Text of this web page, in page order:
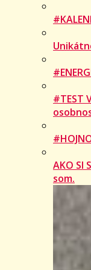
#TEST
AKO SI
som.